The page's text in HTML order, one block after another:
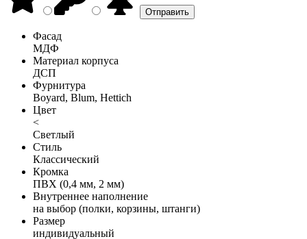
Фасад
МДФ
Материал корпуса
ДСП
Фурнитура
Boyard, Blum, Hettich
Цвет
<
Светлый
Стиль
Классический
Кромка
ПВХ (0,4 мм, 2 мм)
Внутреннее наполнение
на выбор (полки, корзины, штанги)
Размер
индивидуальный